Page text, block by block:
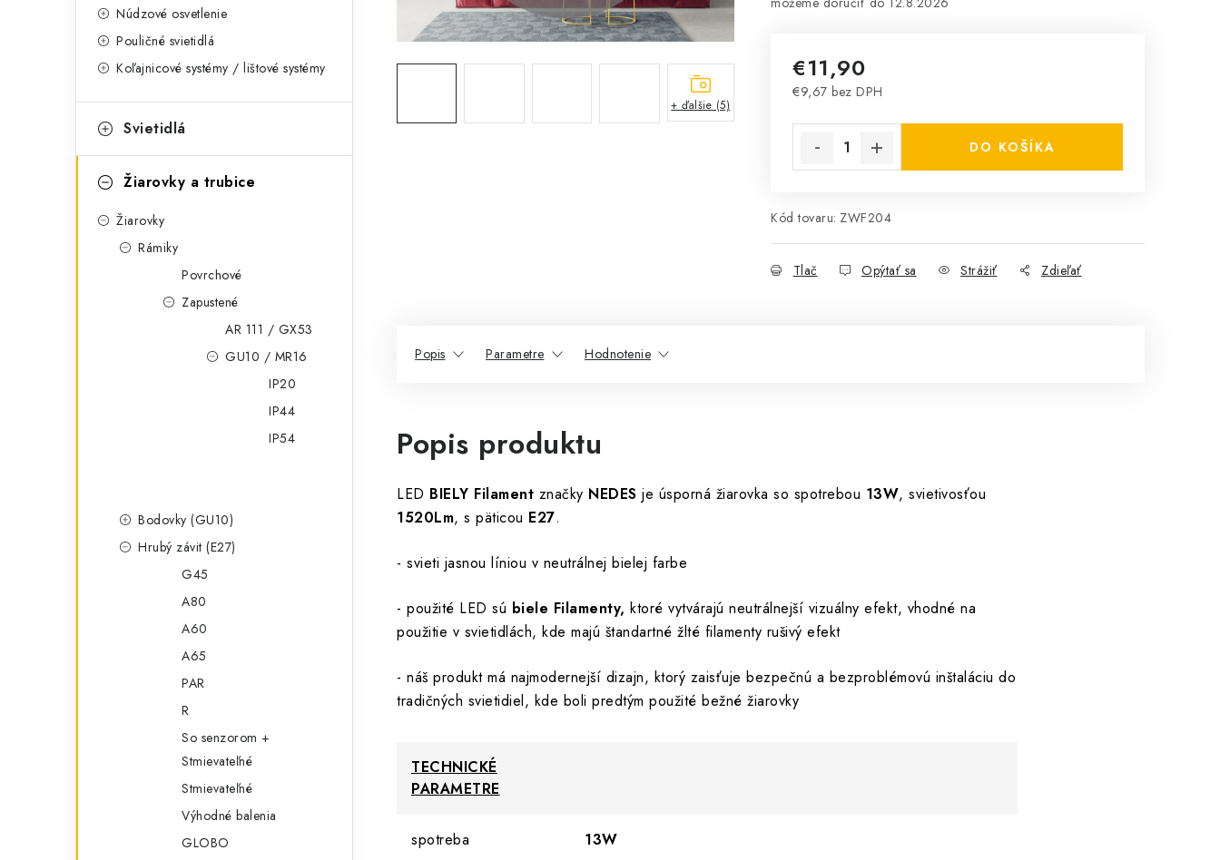
l
Núdzové osvetlenie
Pouličné svietidlá
Koľajnicové systémy / lištové systémy
Svietidlá
Žiarovky a trubice
Žiarovky
Rámiky
Povrchové
Zapustené
AR 111 / GX53
GU10 / MR16
IP20
IP44
IP54
Bodovky (GU10)
Hrubý závit (E27)
G45
A80
A60
A65
PAR
R
So senzorom +
Stmievateľné
Stmievateľné
Výhodné balenia
GLOBO
€11,90
€9,67 bez DPH
DO KOŠÍKA
Kód tovaru: ZWF204
Tlač Opýtať sa Strážiť Zdieľať
+ ďalšie (5)
Popis Parametre Hodnotenie
Popis produktu
LED BIELY Filament značky NEDES je úsporná žiarovka so spotrebou 13W, svietivosťou
1520Lm, s päticou E27.
- svieti jasnou líniou v neutrálnej bielej farbe
- použité LED sú biele Filamenty, ktoré vytvárajú neutrálnejší vizuálny efekt, vhodné na
použitie v svietidlách, kde majú štandartné žlté filamenty rušivý efekt
- náš produkt má najmodernejší dizajn, ktorý zaisťuje bezpečnú a bezproblémovú inštaláciu do
tradičných svietidiel, kde boli predtým použité bežné žiarovky
TECHNICKÉ
PARAMETRE
spotreba 13W